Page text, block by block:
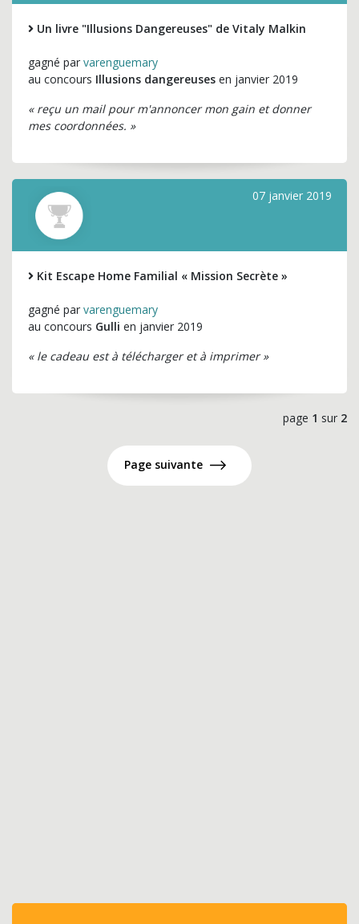
Un livre "Illusions Dangereuses" de Vitaly Malkin
gagné par varenguemary
au concours Illusions dangereuses en janvier 2019
« reçu un mail pour m'annoncer mon gain et donner
mes coordonnées. »
07 janvier 2019
Kit Escape Home Familial « Mission Secrète »
gagné par varenguemary
au concours Gulli en janvier 2019
« le cadeau est à télécharger et à imprimer »
page 1 sur 2
Page suivante